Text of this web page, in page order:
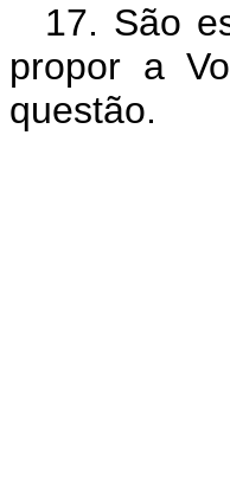
17. São
propor a
questão.